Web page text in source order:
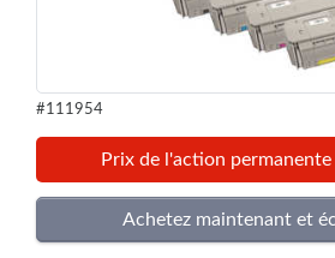
#111954
Prix de l'action